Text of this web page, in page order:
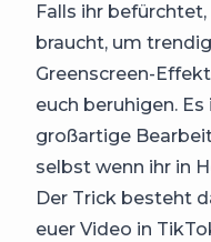
Falls ihr
braucht, um
Greenscreen-
euch beruhigen.
großartige
selbst wenn ihr in
Der Trick besteht
euer Video in